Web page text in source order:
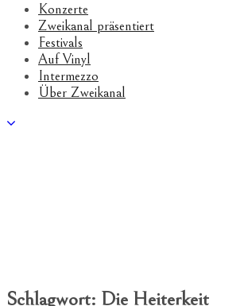
Konzerte
Zweikanal präsentiert
Festivals
Auf Vinyl
Intermezzo
Über Zweikanal
Schlagwort: Die Heiterkeit